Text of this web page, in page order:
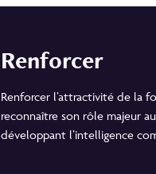
Renforcer
Renforcer l’attractivité de la
reconnaître son rôle majeur
développant l’intelligence